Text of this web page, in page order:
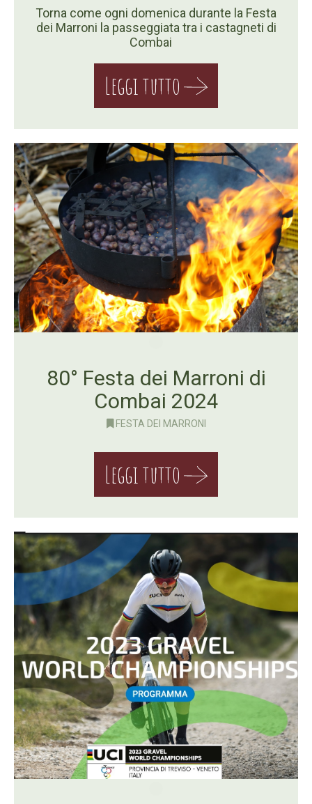
Torna come ogni domenica durante la Festa
dei Marroni la passeggiata tra i castagneti di
Combai
Leggi tutto
80° Festa dei Marroni di
Combai 2024
FESTA DEI MARRONI
Leggi tutto